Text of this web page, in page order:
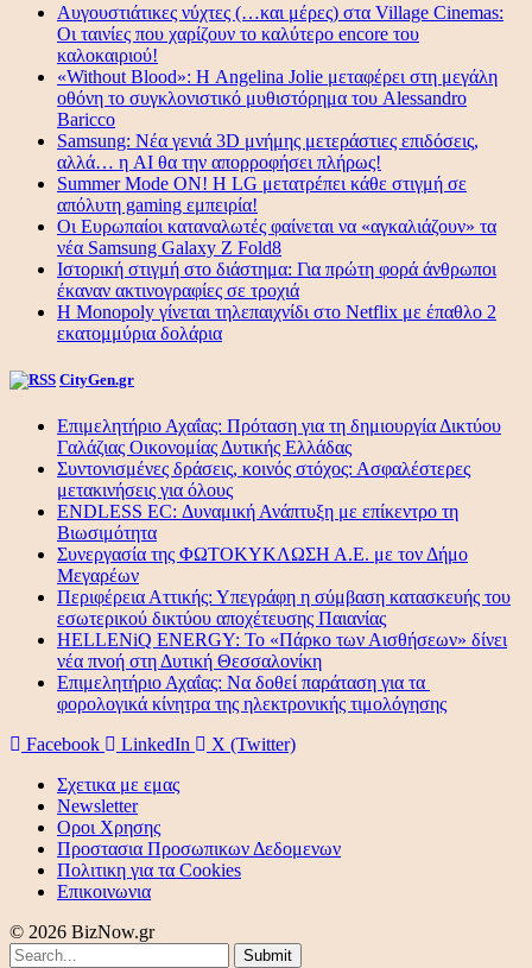
Αυγουστιάτικες νύχτες (…και μέρες) στα Village Cinemas:
Οι ταινίες που χαρίζουν το καλύτερο encore του
καλοκαιριού!
«Without Blood»: Η Angelina Jolie μεταφέρει στη μεγάλη
οθόνη το συγκλονιστικό μυθιστόρημα του Alessandro
Baricco
Samsung: Νέα γενιά 3D μνήμης μετεράστιες επιδόσεις,
αλλά… η AI θα την απορροφήσει πλήρως!
Summer Mode ON! Η LG μετατρέπει κάθε στιγμή σε
απόλυτη gaming εμπειρία!
Οι Ευρωπαίοι καταναλωτές φαίνεται να «αγκαλιάζουν» τα
νέα Samsung Galaxy Z Fold8
Ιστορική στιγμή στο διάστημα: Για πρώτη φορά άνθρωποι
έκαναν ακτινογραφίες σε τροχιά
Η Monopoly γίνεται τηλεπαιχνίδι στο Netflix με έπαθλο 2
εκατομμύρια δολάρια
CityGen.gr
Επιμελητήριο Αχαΐας: Πρόταση για τη δημιουργία Δικτύου
Γαλάζιας Οικονομίας Δυτικής Ελλάδας
Συντονισμένες δράσεις, κοινός στόχος: Ασφαλέστερες
μετακινήσεις για όλους
ENDLESS EC: Δυναμική Ανάπτυξη με επίκεντρο τη
Βιωσιμότητα
Συνεργασία της ΦΩΤΟΚΥΚΛΩΣΗ Α.Ε. με τον Δήμο
Μεγαρέων
Περιφέρεια Αττικής: Υπεγράφη η σύμβαση κατασκευής του
εσωτερικού δικτύου αποχέτευσης Παιανίας
HELLENiQ ENERGY: Το «Πάρκο των Αισθήσεων» δίνει
νέα πνοή στη Δυτική Θεσσαλονίκη
Επιμελητήριο Αχαΐας: Να δοθεί παράταση για τα
φορολογικά κίνητρα της ηλεκτρονικής τιμολόγησης
Facebook
LinkedIn
X (Twitter)
Σχετικα με εμας
Newsletter
Οροι Χρησης
Προστασια Προσωπικων Δεδομενων
Πολιτικη για τα Cookies
Επικοινωνια
© 2026 BizNow.gr
Submit